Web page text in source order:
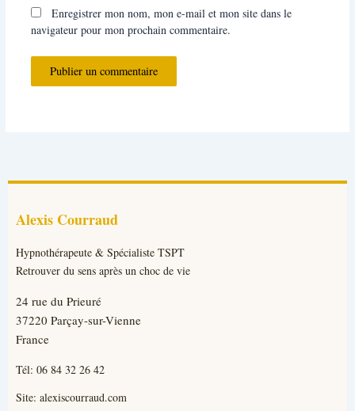
Enregistrer mon nom, mon e-mail et mon site dans le
navigateur pour mon prochain commentaire.
Alexis Courraud
Hypnothérapeute & Spécialiste TSPT
Retrouver du sens après un choc de vie
24 rue du Prieuré
37220 Parçay-sur-Vienne
France
Tél: 06 84 32 26 42
Site: alexiscourraud.com